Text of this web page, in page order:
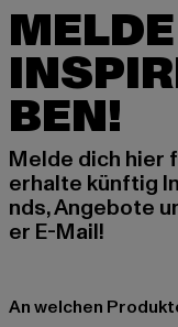
BEN!
Melde dich hier
erhalte künftig
nds, Angebote
er E-Mail!
An welchen